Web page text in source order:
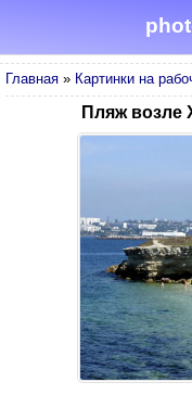
Главная » Картинки на
Пляж возле